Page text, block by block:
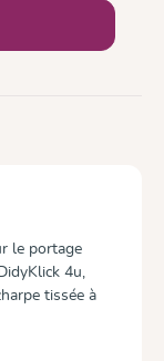
ou
le portage
4u,
tissée à